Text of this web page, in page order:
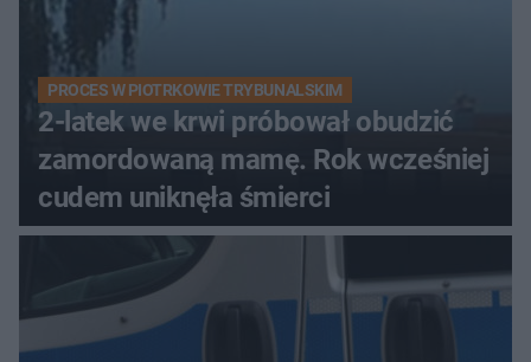
PROCES W PIOTRKOWIE TRYBUNALSKIM
2-latek we krwi próbował obudzić
zamordowaną mamę. Rok wcześniej
cudem uniknęła śmierci